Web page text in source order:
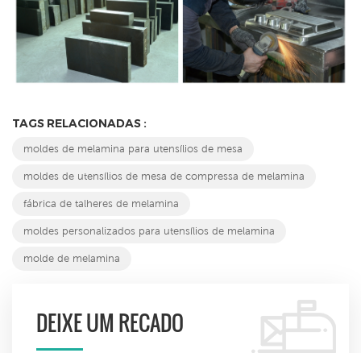
TAGS RELACIONADAS :
moldes de melamina para utensílios de mesa
moldes de utensílios de mesa de compressa de melamina
fábrica de talheres de melamina
moldes personalizados para utensílios de melamina
molde de melamina
DEIXE UM RECADO